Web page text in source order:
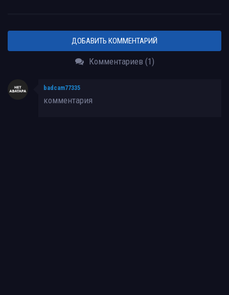
ДОБАВИТЬ КОММЕНТАРИЙ
Комментариев (1)
badcam77335
комментария